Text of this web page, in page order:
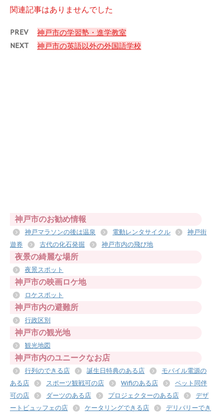
関連記事はありませんでした
PREV 神戸市の学習塾・進学教室
NEXT 神戸市の英語以外の外国語学校
神戸市のお勧め情報
神戸マラソンの後は温泉 電動レンタサイクル
神戸街
遊券
古代の化石発掘 神戸市内の飛び地
夜景の綺麗な場所
夜景スポット
神戸市の映画ロケ地
ロケスポット
神戸市内の避難所
行政区別
神戸市の観光地
観光地図
神戸市内のユニークなお店
行列のできる店 誕生日特典のある店
モバイル電源の
ある店
スポーツ観戦可の店 Wifiのある店
ペット同伴
可の店
ダーツのある店 プロジェクターのある店
デザ
ートビュッフェの店
ケータリングできる店
デリバリーでき